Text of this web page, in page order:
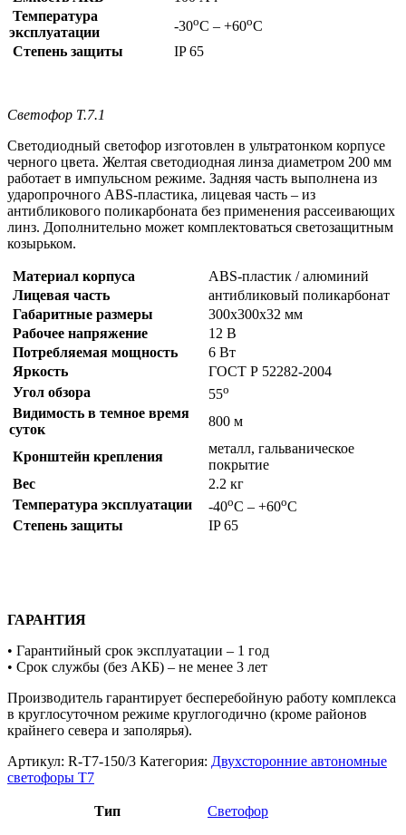
Температура
эксплуатации
-30оС – +60оС
Степень защиты
IP 65
Светофор Т.7.1
Светодиодный светофор изготовлен в ультратонком корпусе
черного цвета. Желтая светодиодная линза диаметром 200 мм
работает в импульсном режиме. Задняя часть выполнена из
ударопрочного ABS-пластика, лицевая часть – из
антибликового поликарбоната без применения рассеивающих
линз. Дополнительно может комплектоваться светозащитным
козырьком.
Материал корпуса
ABS-пластик / алюминий
Лицевая часть
антибликовый поликарбонат
Габаритные размеры
300х300х32 мм
Рабочее напряжение
12 В
Потребляемая мощность
6 Вт
Яркость
ГОСТ Р 52282-2004
Угол обзора
55о
Видимость в темное время
суток
800 м
Кронштейн крепления
металл, гальваническое
покрытие
Вес
2.2 кг
Температура эксплуатации
-40оС – +60оС
Степень защиты
IP 65
ГАРАНТИЯ
• Гарантийный срок эксплуатации – 1 год
• Срок службы (без АКБ) – не менее 3 лет
Производитель гарантирует бесперебойную работу комплекса
в круглосуточном режиме круглогодично (кроме районов
крайнего севера и заполярья).
Артикул: R-Т7-150/3 Категория: Двухсторонние автономные
светофоры Т7
Тип Светофор